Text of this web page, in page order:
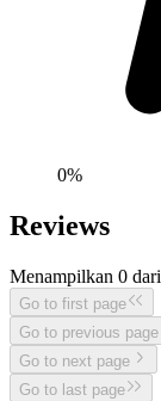
0%
Reviews
Menampilkan 0 dari
Go to first page
Go to previous page
Go to next page
Go to last page